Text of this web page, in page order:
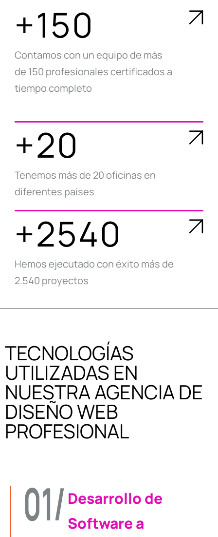
+150
Contamos con un equipo de más
de 150 profesionales certificados a
tiempo completo
+20
Tenemos más de 20 oficinas en
diferentes países
+2540
Hemos ejecutado con éxito más de
2.540 proyectos
TECNOLOGÍAS
UTILIZADAS EN
NUESTRA AGENCIA DE
DISEÑO WEB
PROFESIONAL
Desarrollo de
Software a